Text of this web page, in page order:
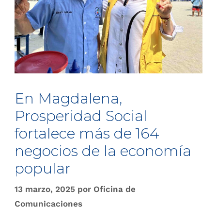
En Magdalena,
Prosperidad Social
fortalece más de 164
negocios de la economía
popular
13 marzo, 2025 por Oficina de
Comunicaciones